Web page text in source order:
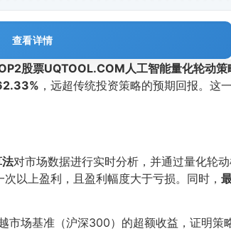
查看详情
股票UQTOOL.COM人工智能量化轮动策
，远超传统投资策略的预期回报。这
法对市场数据进行实时分析，并通过量化轮
以上盈利，且盈利幅度大于亏损。同时，
市场基准（沪深300）的超额收益，证明策